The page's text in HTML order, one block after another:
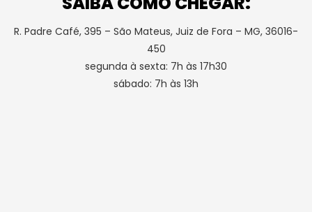
R. Padre Café, 395 – São Mateus, Juiz de Fora – MG, 36016-
450
segunda à sexta: 7h às 17h30
sábado: 7h às 13h